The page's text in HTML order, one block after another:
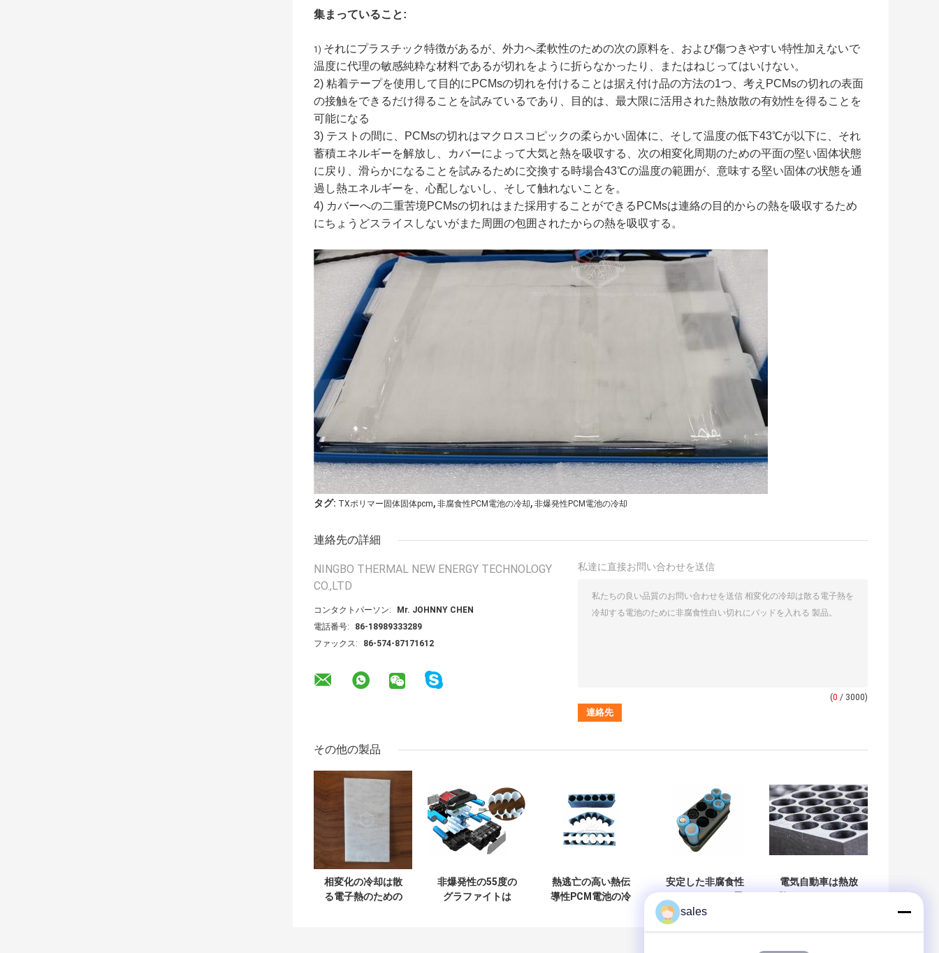
集まっていること:
1) それにプラスチック特徴があるが、外力へ柔軟性のための次の原料を、および傷つきやすい特性加えないで
温度に代理の敏感純粋な材料であるが切れをように折らなかったり、またはねじってはいけない。
2) 粘着テープを使用して目的にPCMsの切れを付けることは据え付け品の方法の1つ、考えPCMsの切れの表面
の接触をできるだけ得ることを試みているであり、目的は、最大限に活用された熱放散の有効性を得ることを
可能になる
3) テストの間に、PCMsの切れはマクロスコピックの柔らかい固体に、そして温度の低下43℃が以下に、それ
蓄積エネルギーを解放し、カバーによって大気と熱を吸収する、次の相変化周期のための平面の堅い固体状態
に戻り、滑らかになることを試みるために交換する時場合43℃の温度の範囲が、意味する堅い固体の状態を通
過し熱エネルギーを、心配しないし、そして触れないことを。
4) カバーへの二重苦境PCMsの切れはまた採用することができるPCMsは連絡の目的からの熱を吸収するため
にちょうどスライスしないがまた周囲の包囲されたからの熱を吸収する。
タグ: TXポリマー固体固体pcm, 非腐食性PCM電池の冷却, 非爆発性PCM電池の冷却
連絡先の詳細
NINGBO THERMAL NEW ENERGY TECHNOLOGY
CO.,LTD
コンタクトパーソン:
Mr. JOHNNY CHEN
電話番号:
86-18989333289
ファックス:
86-574-87171612
私達に直接お問い合わせを送信
(0 / 3000)
その他の製品
相変化の冷却は散
る電子熱のための
非爆発性の55度の
グラファイトは
熱逃亡の高い熱伝
導性PCM電池の冷
安定した非腐食性
池の冷却
電気自動車は熱放
sales